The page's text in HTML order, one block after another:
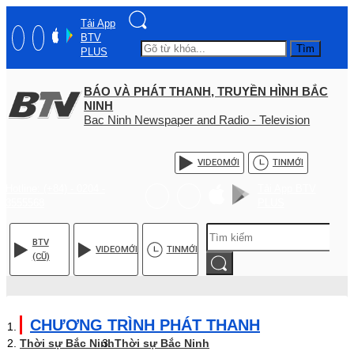
Tải App
BTV
PLUS
Tìm
BÁO VÀ PHÁT THANH, TRUYỀN HÌNH BẮC
NINH
Bac Ninh Newspaper and Radio - Television
VIDEOMỚI TINMỚI
BTV
(CŨ)
VIDEOMỚI TINMỚI
CHƯƠNG TRÌNH PHÁT THANH
Thời sự Bắc NinhThời sự Bắc Ninh